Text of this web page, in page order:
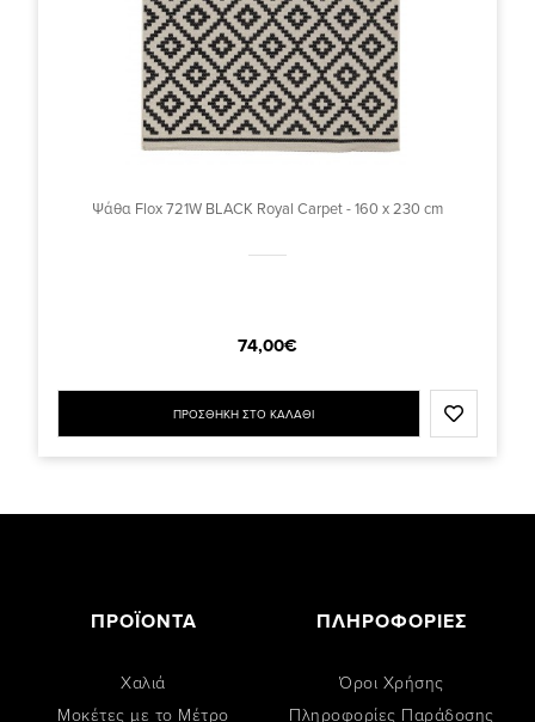
Ψάθα Flox 721W BLACK Royal Carpet - 160 x 230 cm
74,00€
ΠΡΟΣΘΗΚΗ ΣΤΟ ΚΑΛΑΘΙ
ΠΡΟΪΟΝΤΑ
Χαλιά
Μοκέτες με το Μέτρο
ΠΛΗΡΟΦΟΡΙΕΣ
Όροι Χρήσης
Πληροφορίες Παράδοσης